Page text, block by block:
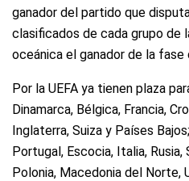
ganador del partido que
clasificados de cada grupo de
oceánica el ganador de la fase
Por la UEFA ya tienen plaza
Dinamarca, Bélgica, Francia,
Inglaterra, Suiza y Países
Portugal, Escocia, Italia, Rusia,
Polonia, Macedonia del Norte,